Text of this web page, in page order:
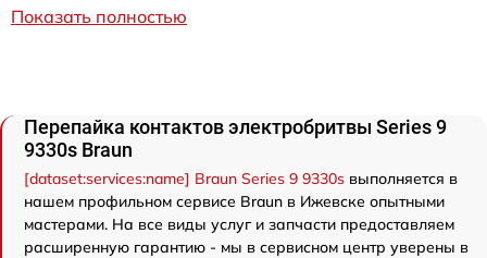
Показать полностью
Перепайка контактов электробритвы Series 9
9330s Braun
[dataset:services:name] Braun Series 9 9330s выполняется в
нашем профильном сервисе Braun в Ижевске опытными
мастерами. На все виды услуг и запчасти предоставляем
расширенную гарантию - мы в сервисном центр уверены в